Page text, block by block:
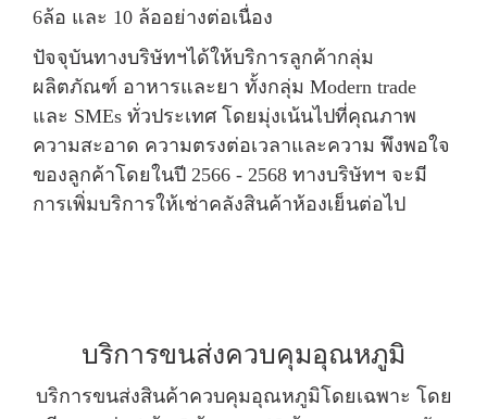
6ล้อ และ 10 ล้ออย่างต่อเนื่อง
ปัจจุบันทางบริษัทฯได้ให้บริการลูกค้ากลุ่ม
ผลิตภัณฑ์ อาหารและยา ทั้งกลุ่ม Modern trade
และ SMEs ทั่วประเทศ โดยมุ่งเน้นไปที่คุณภาพ
ความสะอาด ความตรงต่อเวลาและความ พึงพอใจ
ของลูกค้าโดยในปี 2566 - 2568 ทางบริษัทฯ จะมี
การเพิ่มบริการให้เช่าคลังสินค้าห้องเย็นต่อไป
บริการขนส่งควบคุมอุณหภูมิ
บริการขนส่งสินค้าควบคุมอุณหภูมิโดยเฉพาะ โดย